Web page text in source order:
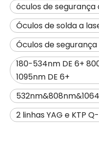
óculos de segurança
Óculos de solda a
Óculos de
180-534nm DE 6+
1095nm DE 6+
2 linhas YAG e KTP